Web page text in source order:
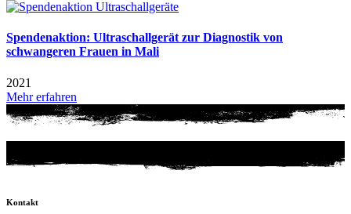
Spendenaktion: Ultraschallgerät zur Diagnostik von
schwangeren Frauen in Mali
2021
Mehr erfahren
Kontakt